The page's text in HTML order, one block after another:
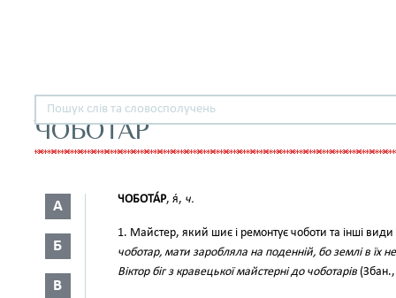
ЧОБОТАР
А
Б
В
ЧОБОТА́Р, я́, ч.
1. Майстер, який шиє і ремонтує чоботи та інші
чоботар, мати заробляла на поденній, бо землі в їх
Віктор біг з кравецької майстерні до чоботарів